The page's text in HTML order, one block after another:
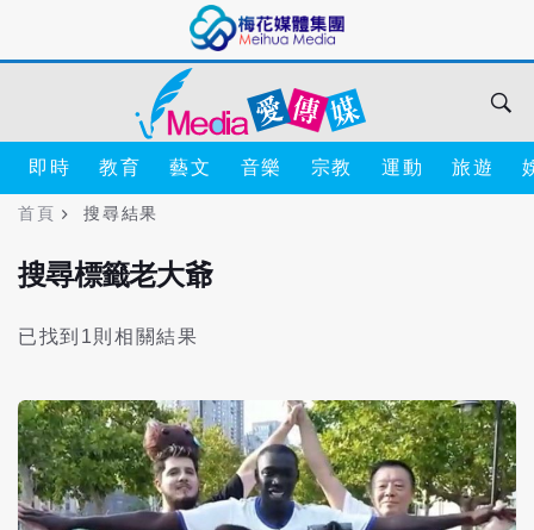
即時 教育 藝文 音樂 宗教 運動 旅遊
首頁 搜尋結果
搜尋標籤老大爺
已找到1則相關結果